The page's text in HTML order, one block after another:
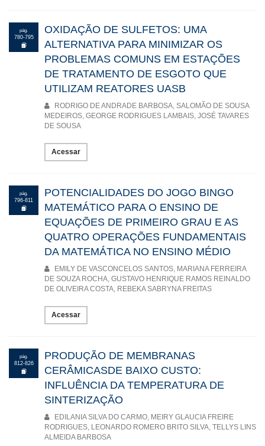
pág.
780-795
OXIDAÇÃO DE SULFETOS: UMA
ALTERNATIVA PARA MINIMIZAR OS
PROBLEMAS COMUNS EM ESTAÇÕES
DE TRATAMENTO DE ESGOTO QUE
UTILIZAM REATORES UASB
RODRIGO DE ANDRADE BARBOSA, SALOMÃO DE SOUSA
MEDEIROS, GEORGE RODRIGUES LAMBAIS, JOSÉ TAVARES
DE SOUSA
Acessar
pág.
796-811
POTENCIALIDADES DO JOGO BINGO
MATEMÁTICO PARA O ENSINO DE
EQUAÇÕES DE PRIMEIRO GRAU E AS
QUATRO OPERAÇÕES FUNDAMENTAIS
DA MATEMÁTICA NO ENSINO MÉDIO
EMILY DE VASCONCELOS SANTOS, MARIANA FERREIRA
DE SOUZA ROCHA, GUSTAVO HENRIQUE RAMOS REINALDO
DE OLIVEIRA COSTA, REBEKA SABRYNA FREITAS
Acessar
pág.
812-826
PRODUÇÃO DE MEMBRANAS
CERÂMICASDE BAIXO CUSTO:
INFLUÊNCIA DA TEMPERATURA DE
SINTERIZAÇÃO
EDILANIA SILVA DO CARMO, MEIRY GLAUCIA FREIRE
RODRIGUES, LEONARDO ROMERO BRITO SILVA, TELLYS LINS
ALMEIDA BARBOSA